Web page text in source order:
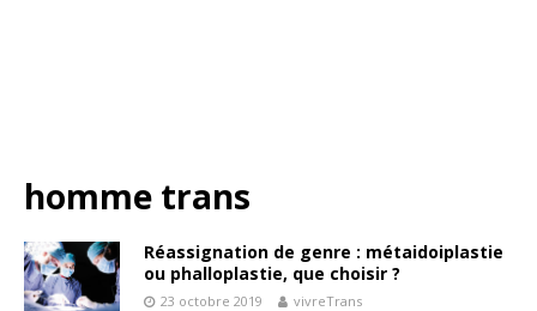
homme trans
Réassignation de genre : métaidoiplastie
ou phalloplastie, que choisir ?
23 octobre 2019 vivreTrans